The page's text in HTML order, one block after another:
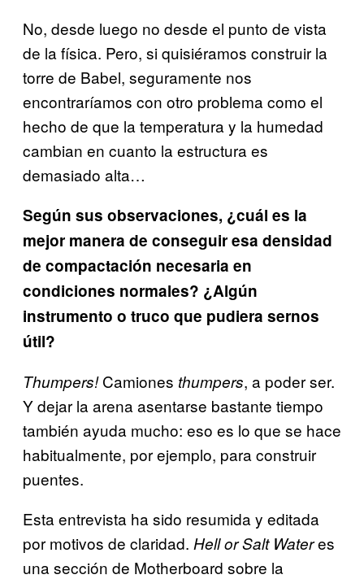
No, desde luego no desde el punto de vista
de la física. Pero, si quisiéramos construir la
torre de Babel, seguramente nos
encontraríamos con otro problema como el
hecho de que la temperatura y la humedad
cambian en cuanto la estructura es
demasiado alta…
Según sus observaciones, ¿cuál es la
mejor manera de conseguir esa densidad
de compactación necesaria en
condiciones normales? ¿Algún
instrumento o truco que pudiera sernos
útil?
Thumpers!Camiones thumpers, a poder ser.
Y dejar la arena asentarse bastante tiempo
también ayuda mucho: eso es lo que se hace
habitualmente, por ejemplo, para construir
puentes.
Esta entrevista ha sido resumida y editada
por motivos de claridad. Hell or Salt Wateres
una sección de Motherboard sobre la